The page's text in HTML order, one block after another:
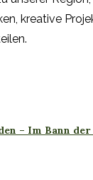
kreative
– Im Bann